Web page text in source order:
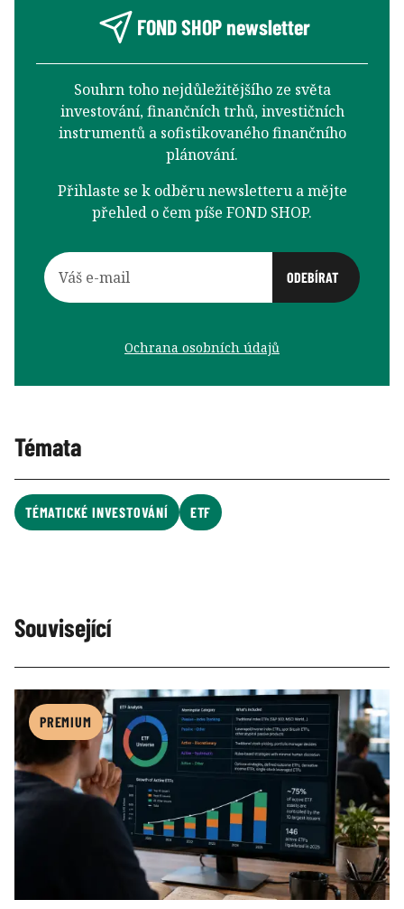
FOND SHOP newsletter
Souhrn toho nejdůležitějšího ze světa
investování, finančních trhů, investičních
instrumentů a sofistikovaného finančního
plánování.
Přihlaste se k odběru newsletteru a mějte
přehled o čem píše FOND SHOP.
Ochrana osobních údajů
Témata
TÉMATICKÉ INVESTOVÁNÍ ETF
Související
PREMIUM